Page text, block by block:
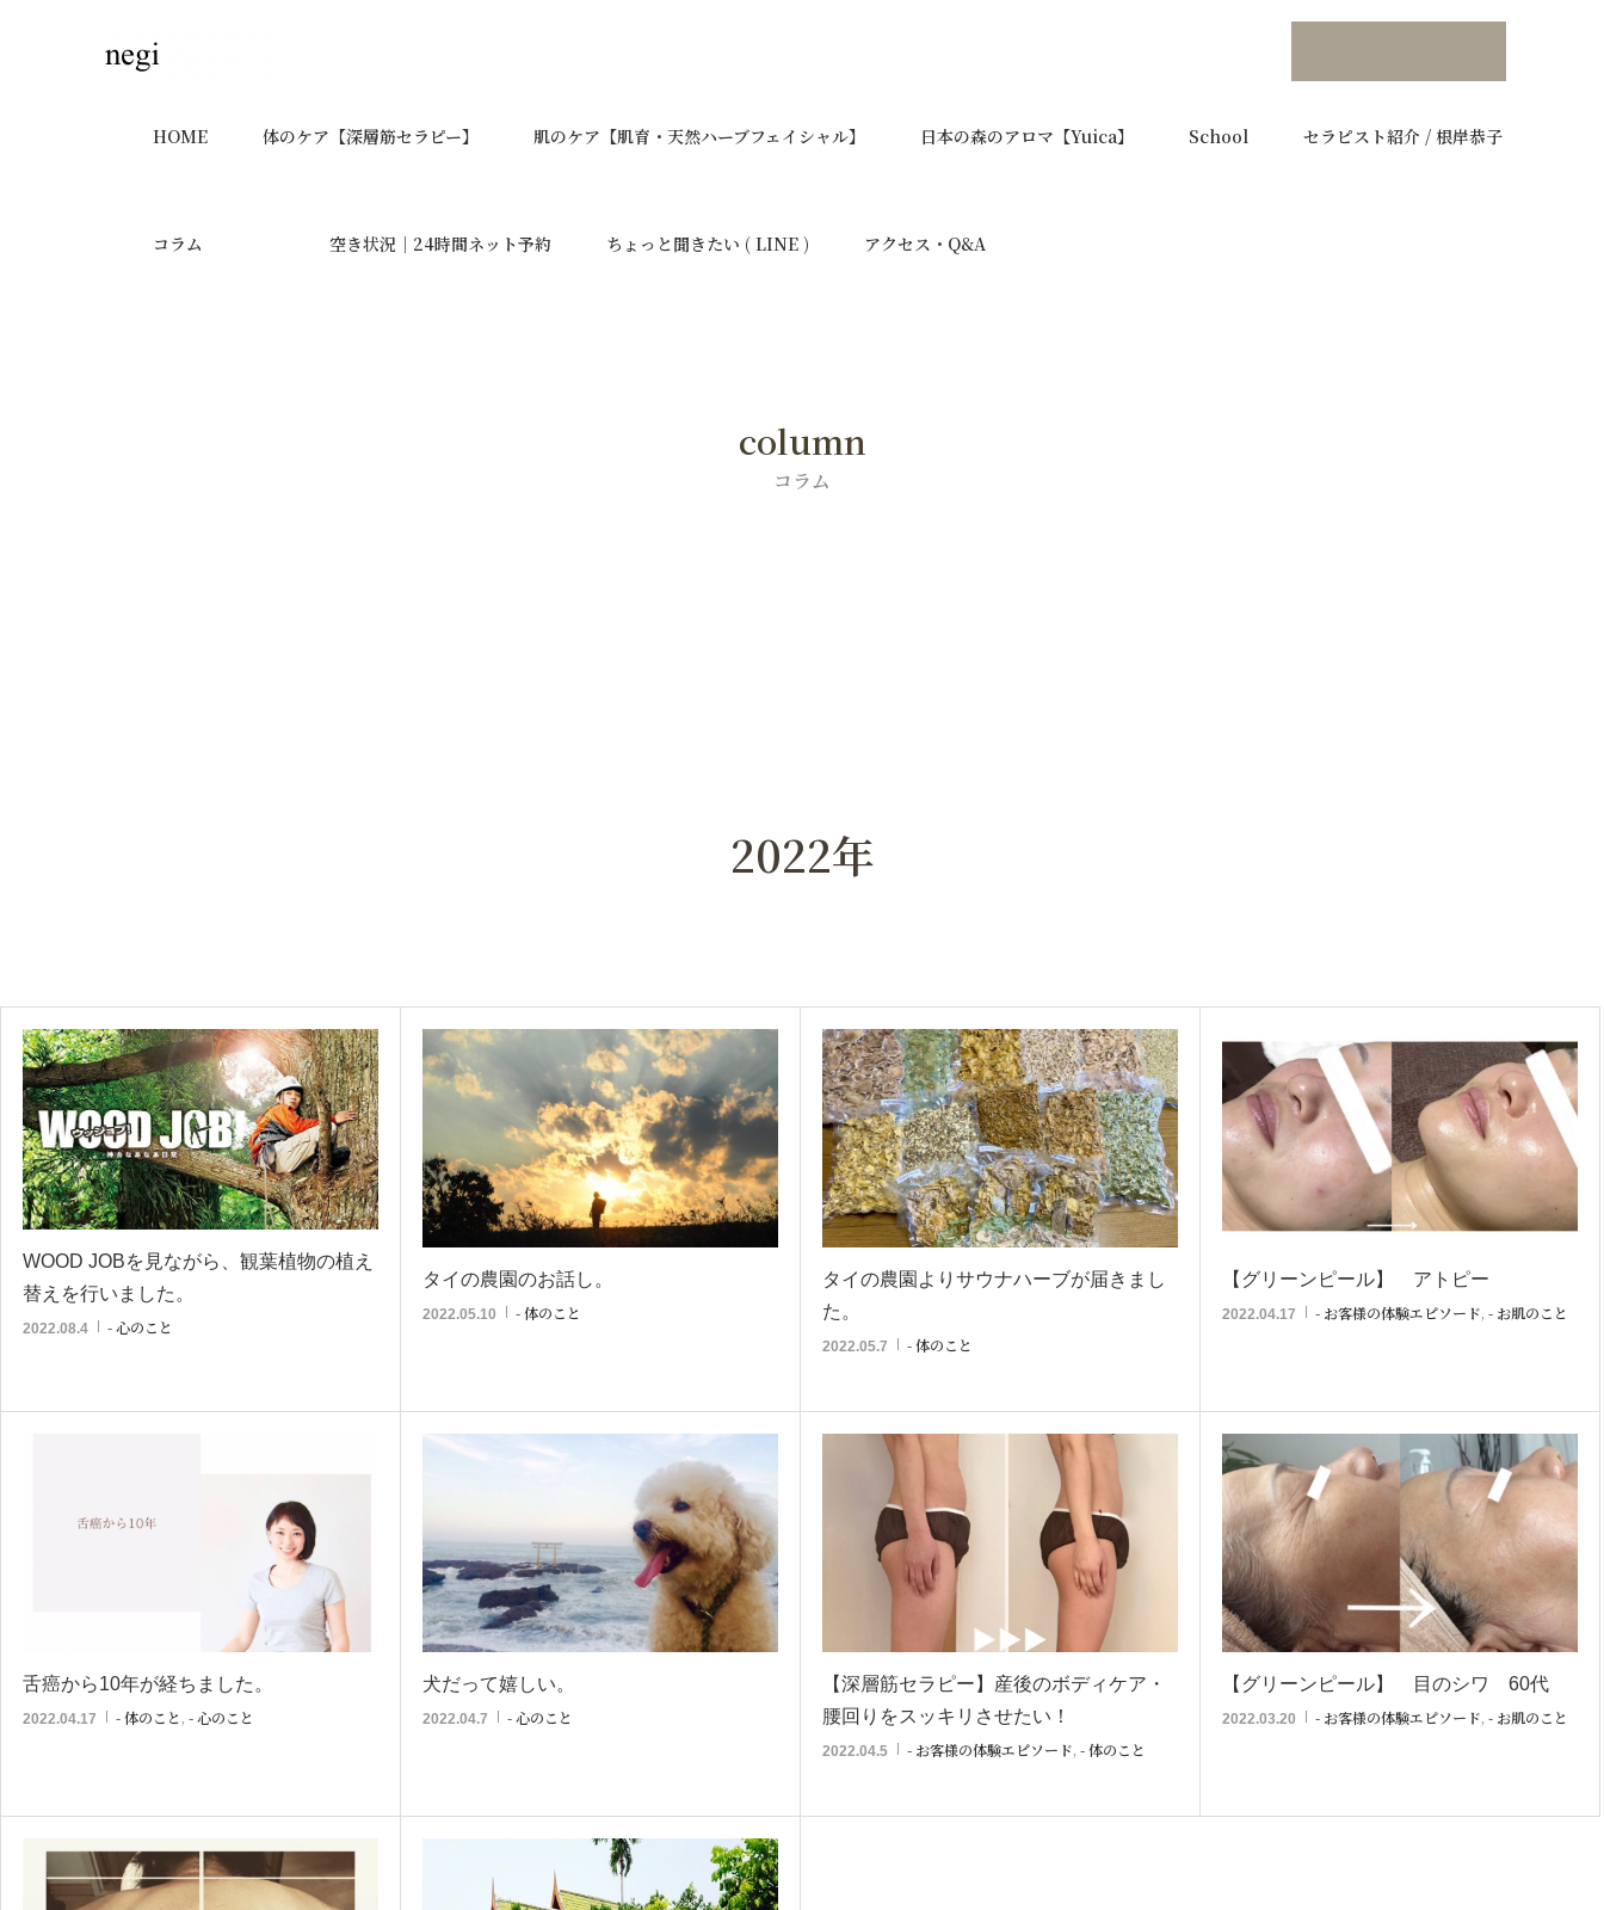
HOME 体のケア【深層筋セラピー】 肌のケア【肌育・天然ハーブフェイシャル】 日本の森のアロマ【Yuica】 School セラピスト紹介 / 根岸恭子
コラム 空き状況｜24時間ネット予約 ちょっと聞きたい ( LINE ) アクセス・Q&A
column
コラム
2022年
WOOD JOBを見ながら、観葉植物の植え
替えを行いました。
2022.08.4 - 心のこと
タイの農園のお話し。
2022.05.10 - 体のこと
タイの農園よりサウナハーブが届きまし
た。
2022.05.7 - 体のこと
【グリーンピール】 アトピー
2022.04.17 - お客様の体験エピソード, - お肌のこと
舌癌から10年が経ちました。
2022.04.17 - 体のこと , - 心のこと
犬だって嬉しい。
2022.04.7 - 心のこと
【深層筋セラピー】産後のボディケア・
腰回りをスッキリさせたい！
2022.04.5 - お客様の体験エピソード, - 体のこと
【グリーンピール】 目のシワ 60代
2022.03.20 - お客様の体験エピソード, - お肌のこと